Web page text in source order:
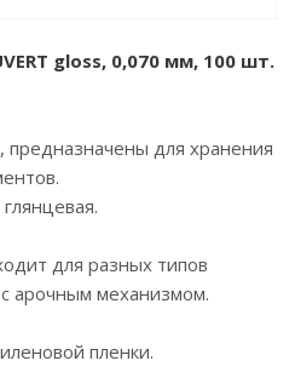
gloss, 0,070 мм, 100 шт.
для хранения
для разных типов
арочным механизмом.
пленки.